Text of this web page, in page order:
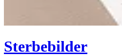
Sterbebilder